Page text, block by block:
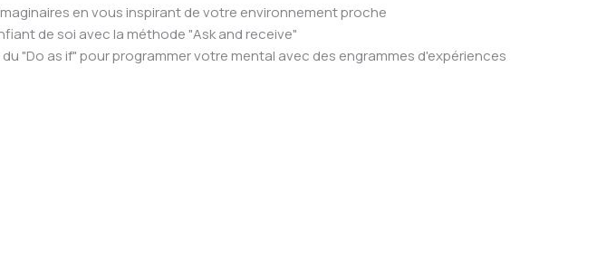
en vous inspirant de votre environnement proche
de soi avec la méthode "Ask and receive"
"Do as if" pour programmer votre mental avec des engrammes d'expériences